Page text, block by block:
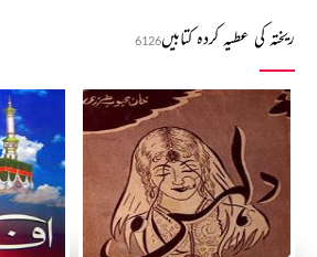
ریختہ کی عطیہ کردہ کتابیں6126